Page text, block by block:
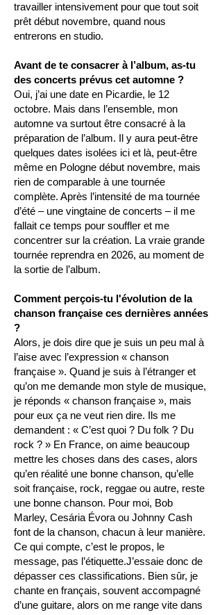
travailler intensivement pour que tout soit
prêt début novembre, quand nous
entrerons en studio.
Avant de te consacrer à l’album, as-tu
des concerts prévus cet automne ?
Oui, j’ai une date en Picardie, le 12
octobre. Mais dans l’ensemble, mon
automne va surtout être consacré à la
préparation de l’album. Il y aura peut-être
quelques dates isolées ici et là, peut-être
même en Pologne début novembre, mais
rien de comparable à une tournée
complète. Après l’intensité de ma tournée
d’été – une vingtaine de concerts – il me
fallait ce temps pour souffler et me
concentrer sur la création. La vraie grande
tournée reprendra en 2026, au moment de
la sortie de l’album.
Comment perçois-tu l'évolution de la
chanson française ces dernières années
?
Alors, je dois dire que je suis un peu mal à
l’aise avec l’expression « chanson
française ». Quand je suis à l’étranger et
qu’on me demande mon style de musique,
je réponds « chanson française », mais
pour eux ça ne veut rien dire. Ils me
demandent : « C’est quoi ? Du folk ? Du
rock ? » En France, on aime beaucoup
mettre les choses dans des cases, alors
qu’en réalité une bonne chanson, qu’elle
soit française, rock, reggae ou autre, reste
une bonne chanson. Pour moi, Bob
Marley, Cesária Évora ou Johnny Cash
font de la chanson, chacun à leur manière.
Ce qui compte, c’est le propos, le
message, pas l’étiquette.J’essaie donc de
dépasser ces classifications. Bien sûr, je
chante en français, souvent accompagné
d’une guitare, alors on me range vite dans